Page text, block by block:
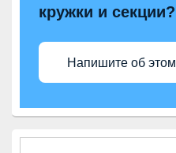
кружки и секции?
Напишите об этом